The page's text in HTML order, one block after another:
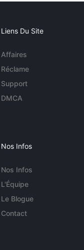
Liens Du Site
Affaires
Réclame
Support
DMCA
Nos Infos
Nos Infos
L'Équipe
Le Blogue
Contact